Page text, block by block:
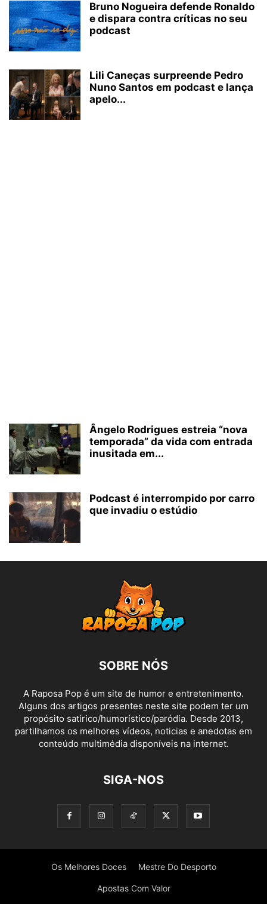
Bruno Nogueira defende Ronaldo
e dispara contra críticas no seu
podcast
Lili Caneças surpreende Pedro
Nuno Santos em podcast e lança
apelo...
Ângelo Rodrigues estreia “nova
temporada” da vida com entrada
inusitada em...
Podcast é interrompido por carro
que invadiu o estúdio
SOBRE NÓS
A Raposa Pop é um site de humor e entretenimento.
Alguns dos artigos presentes neste site podem ter um
propósito satírico/humorístico/paródia. Desde 2013,
partilhamos os melhores vídeos, noticias e anedotas em
conteúdo multimédia disponíveis na internet.
SIGA-NOS
Os Melhores Doces Mestre Do Desporto
Apostas Com Valor